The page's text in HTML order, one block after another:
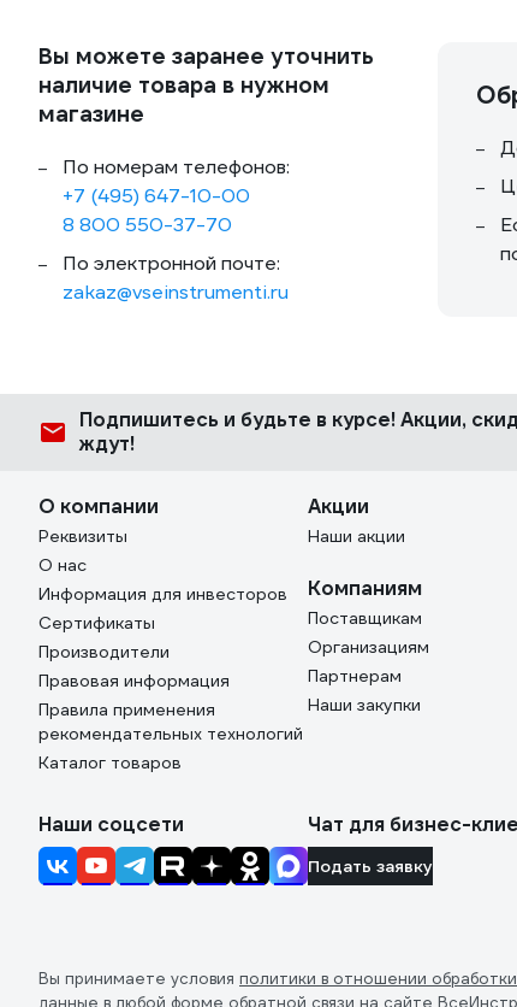
Вы можете заранее уточнить
наличие товара в нужном
магазине
По номерам телефонов:
+7 (495) 647-10-00
8 800 550-37-70
По электронной почте:
zakaz@vseinstrumenti.ru
Подпишитесь и будьте в курсе! Акции,
ждут!
О компании
Реквизиты
О нас
Информация для инвесторов
Сертификаты
Производители
Правовая информация
Правила применения
рекомендательных технологий
Каталог товаров
Акции
Наши акции
Компаниям
Поставщикам
Организациям
Партнерам
Наши закупки
Наши соцсети Чат для бизнес-
Подать заявку
Вы принимаете условия политики в отношении
данные в любой форме обратной связи на сайте